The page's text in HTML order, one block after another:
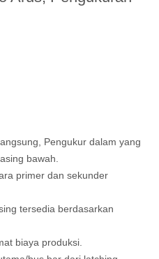
Pengukur dalam yang
bawah.
primer dan sekunder
tersedia berdasarkan
biaya produksi.